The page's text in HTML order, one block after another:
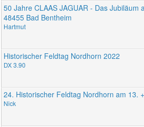
50 Jahre CLAAS JAGUAR - Das Jubiläum
48455 Bad Bentheim
Hartmut
Historischer Feldtag Nordhorn 2022
DX 3.90
24. Historischer Feldtag Nordhorn am 13.
Nick